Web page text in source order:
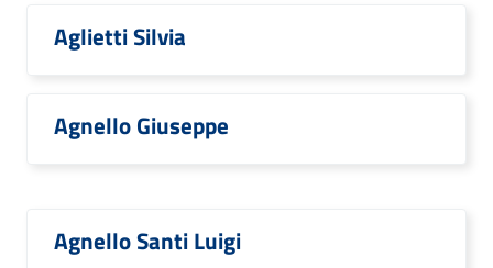
Aglietti Silvia
Agnello Giuseppe
Agnello Santi Luigi